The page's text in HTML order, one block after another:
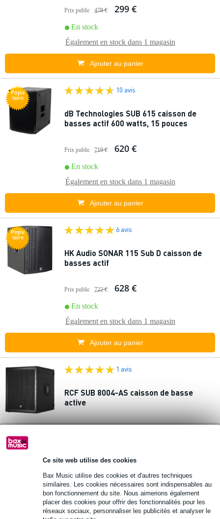
Ce site web utilise des cookies
Bax Music utilise des cookies et d'autres techniques
similaires. Les cookies nécessaires sont indispensables au
bon fonctionnement du site. Nous aimerions également
placer des cookies pour offrir des fonctionnalités pour les
réseaux sociaux, personnaliser les publicités et analyser le
Prix public 478 € 299 €
En stock
Également en stock dans 1 magasin
Ajouter au panier
Popu
laire
10 avis
dB Technologies SUB 615 caisson de
basses actif 600 watts, 15 pouces
Prix public 719 € 620 €
En stock
Également en stock dans 1 magasin
Ajouter au panier
Popu
laire
6 avis
HK Audio SONAR 115 Sub D caisson de
basses actif
Prix public 722 € 628 €
En stock
Également en stock dans 1 magasin
Ajouter au panier
1 avis
RCF SUB 8004-AS caisson de basse
active
2 698 €
Également en stock dans
Ajouter au panier
6 avis